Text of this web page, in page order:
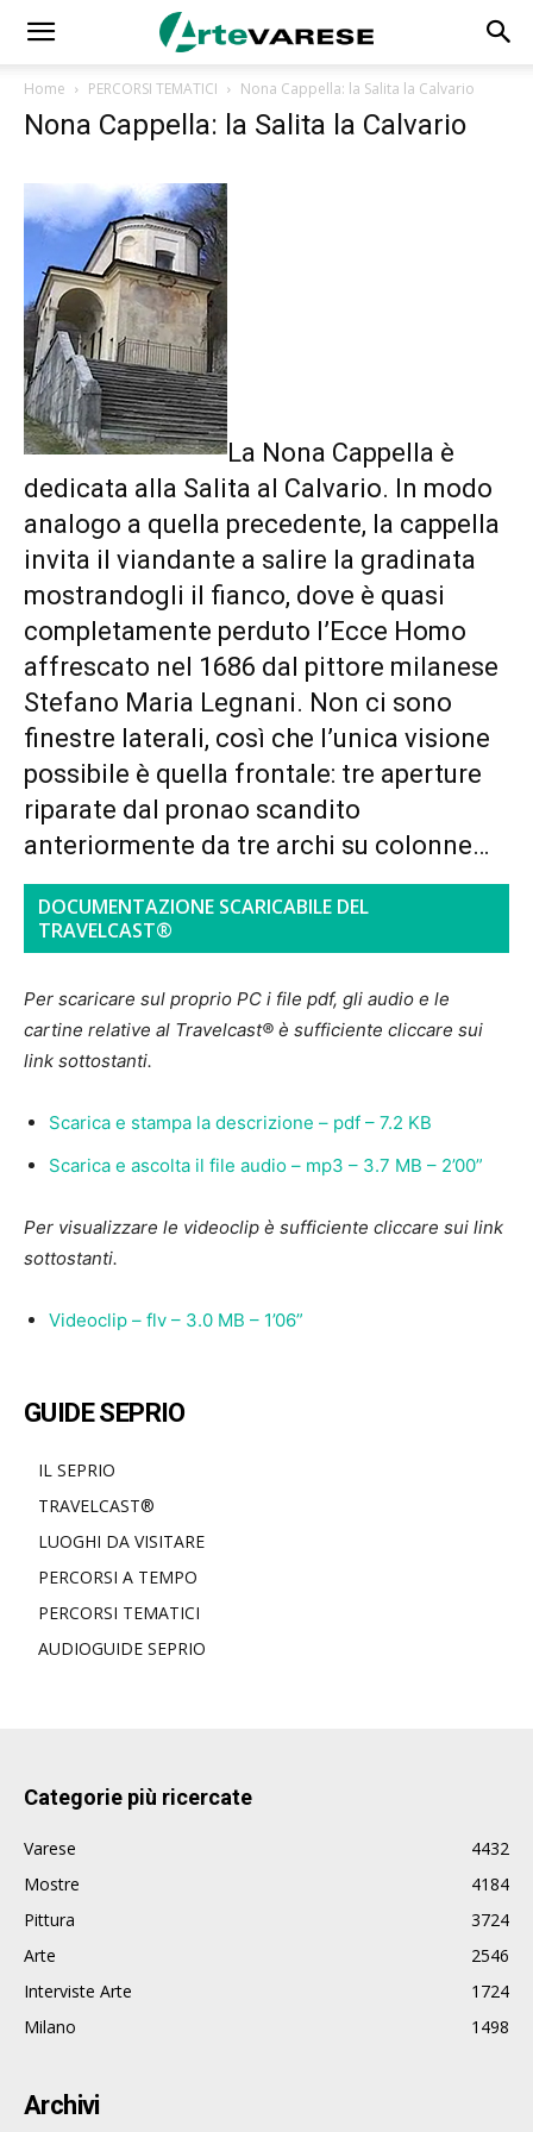
Home PERCORSI TEMATICI Nona Cappella: la Salita la Calvario
Nona Cappella: la Salita la Calvario
La Nona Cappella è
dedicata alla Salita al Calvario. In modo
analogo a quella precedente, la cappella
invita il viandante a salire la gradinata
mostrandogli il fianco, dove è quasi
completamente perduto l’Ecce Homo
affrescato nel 1686 dal pittore milanese
Stefano Maria Legnani. Non ci sono
finestre laterali, così che l’unica visione
possibile è quella frontale: tre aperture
riparate dal pronao scandito
anteriormente da tre archi su colonne…
DOCUMENTAZIONE SCARICABILE DEL
TRAVELCAST®
Per scaricare sul proprio PC i file pdf, gli audio e le
cartine relative al Travelcast® è sufficiente cliccare sui
link sottostanti.
Scarica e stampa la descrizione – pdf – 7.2 KB
Scarica e ascolta il file audio – mp3 – 3.7 MB – 2’00”
Per visualizzare le videoclip è sufficiente cliccare sui link
sottostanti.
Videoclip – flv – 3.0 MB – 1’06”
GUIDE SEPRIO
IL SEPRIO
TRAVELCAST®
LUOGHI DA VISITARE
PERCORSI A TEMPO
PERCORSI TEMATICI
AUDIOGUIDE SEPRIO
Categorie più ricercate
Varese
4432
Mostre
4184
Pittura
3724
Arte
2546
Interviste Arte
1724
Milano
1498
Archivi